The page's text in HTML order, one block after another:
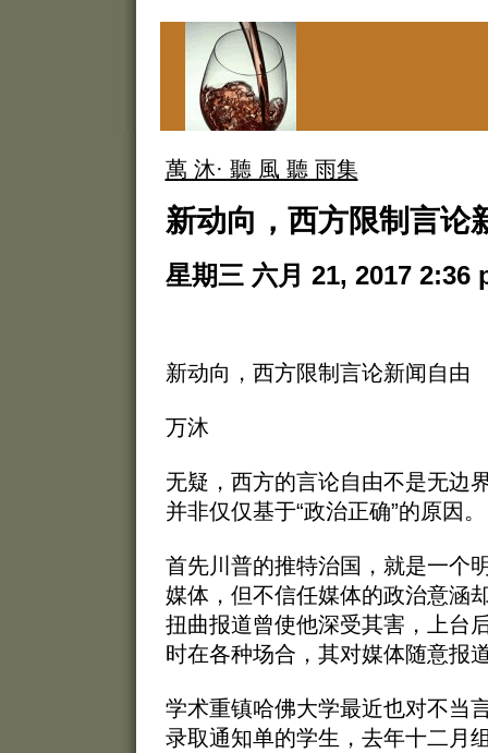
萬 沐· 聽 風 聽 雨集
新动向，西方限制言论
星期三 六月 21, 2017 2:36
新动向，西方限制言论新闻自由
万沐
无疑，西方的言论自由不是无边
并非仅仅基于“政治正确”的原因。
首先川普的推特治国，就是一个
媒体，但不信任媒体的政治意涵
扭曲报道曾使他深受其害，上台
时在各种场合，其对媒体随意报
学术重镇哈佛大学最近也对不当
录取通知单的学生，去年十二月